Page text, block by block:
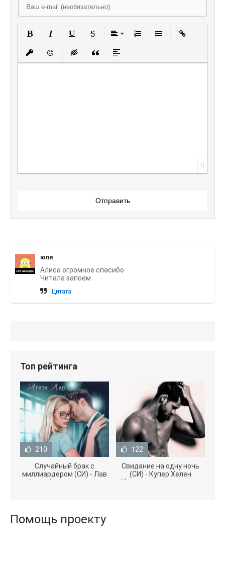
Вставить защищенную ссылку
Вставить смайлик
Вставка скрытого текста
Вставка цитаты
Вставка спойлера
0
Отправить
юля
Алиса огромное спасибо
Читала запоем
Цитата
Топ рейтинга
210
Случайный брак с
миллиардером (СИ) - Лав
Агата (полная версия
122
Свидание на одну ночь
(СИ) - Купер Хелен
(бесплатные серии книг
Помощь проекту